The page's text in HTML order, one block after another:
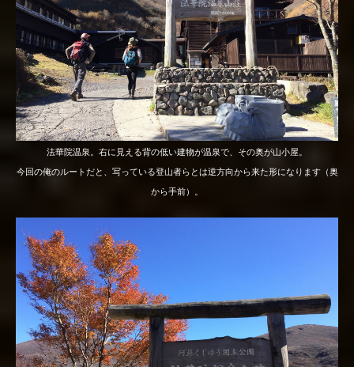
法華院温泉。右に見える背の低い建物が温泉で、その奥が山小屋。
今回の俺のルートだと、写っている登山者らとは逆方向から来た形になります（奥
から手前）。